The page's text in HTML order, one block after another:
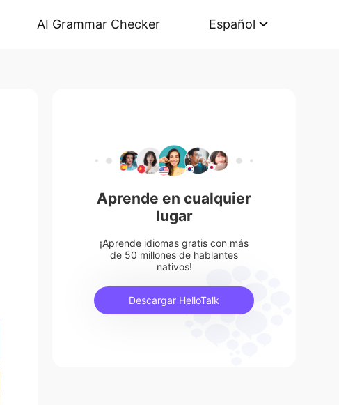
AI Grammar Checker Español
Aprende en cualquier
lugar
¡Aprende idiomas gratis con más
de 50 millones de hablantes
nativos!
Descargar HelloTalk